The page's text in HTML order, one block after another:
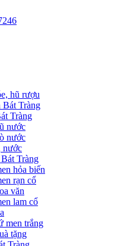
hũ rượu
Bát Tràng
Tràng
nước
nước
nước
Tràng
hỏa biến
rạn cổ
văn
lam cổ
men trắng
tặng